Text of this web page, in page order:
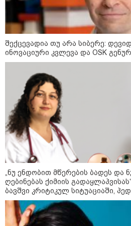
საქმე
სრუტის
მარშრუტის
მაგრამ, ეს
გაგებული,
სრუტის
ვოლოდიმირ
აშშ-სთან
შესახებ
მოზაიკა
შექცევადია თუ არა სიბერე:
ინოვაციური კვლევა და OSK
„ნუ ენდობით მწერების ბადეს და
ღებინებას ქიმიის
ბავშვი კრიტიკულ სიტუაციაში,
ახვლედიანის რჩევები